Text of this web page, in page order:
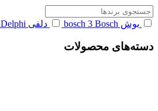
بوش bosch 3 Bosch دلفی DELPHI Delphi
دسته‌های محصولات